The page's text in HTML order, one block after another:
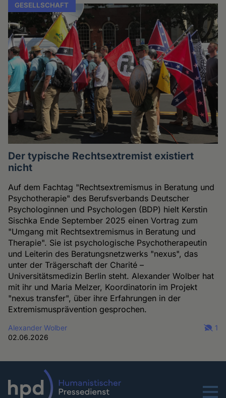
GESELLSCHAFT
Der typische Rechtsextremist existiert
nicht
Auf dem Fachtag "Rechtsextremismus in Beratung und
Psychotherapie" des Berufsverbands Deutscher
Psychologinnen und Psychologen (BDP) hielt Kerstin
Sischka Ende September 2025 einen Vortrag zum
"Umgang mit Rechtsextremismus in Beratung und
Therapie". Sie ist psychologische Psychotherapeutin
und Leiterin des Beratungsnetzwerks "nexus", das
unter der Trägerschaft der Charité –
Universitätsmedizin Berlin steht. Alexander Wolber hat
mit ihr und Maria Melzer, Koordinatorin im Projekt
"nexus transfer", über ihre Erfahrungen in der
Extremismusprävention gesprochen.
Alexander Wolber
02.06.2026
1
Menu